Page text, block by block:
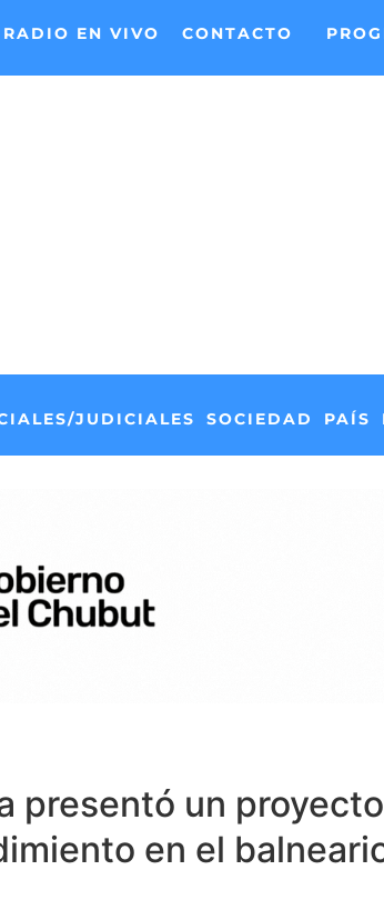
RADIO EN VIVO CONTACTO
JUDICIALES SOCIEDAD PAÍS
presentó un proyecto
en el